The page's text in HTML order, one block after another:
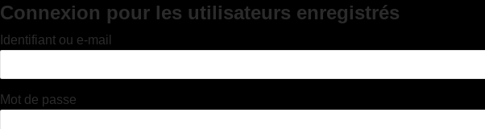
Connexion pour les utilisateurs enregistrés
Identifiant ou e-mail
Mot de passe